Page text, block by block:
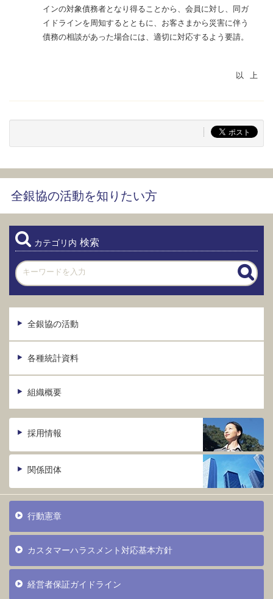
インの対象債務者となり得ることから、会員に対し、同ガ
イドラインを周知するとともに、お客さまから災害に伴う
債務の相談があった場合には、適切に対応するよう要請。
全銀協の活動を知りたい方
カテゴリ内 検索
全銀協の活動
各種統計資料
組織概要
採用情報
関係団体
行動憲章
カスタマーハラスメント対応基本方針
経営者保証ガイドライン